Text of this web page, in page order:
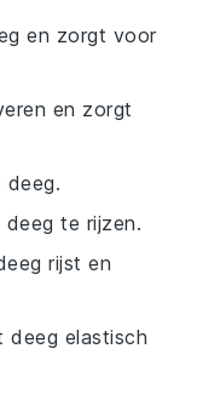
en zorgt voor
en zorgt
deeg.
te rijzen.
rijst en
deeg elastisch